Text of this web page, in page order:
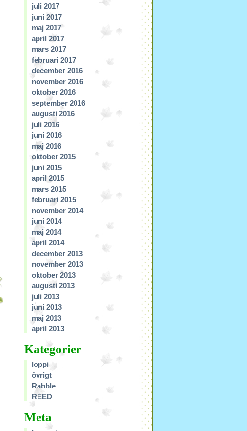
juli 2017
juni 2017
maj 2017
april 2017
mars 2017
februari 2017
december 2016
november 2016
oktober 2016
september 2016
augusti 2016
juli 2016
juni 2016
maj 2016
oktober 2015
juni 2015
april 2015
mars 2015
februari 2015
november 2014
juni 2014
maj 2014
april 2014
december 2013
november 2013
oktober 2013
augusti 2013
juli 2013
juni 2013
maj 2013
april 2013
Kategorier
loppi
övrigt
Rabble
REED
Meta